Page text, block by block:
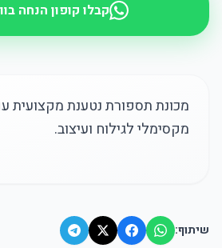
קבלו קופון הנחה
מכונת תספורת נטענת מקצועית
מקסימלי לגילוח ועיצוב.
שיתוף: